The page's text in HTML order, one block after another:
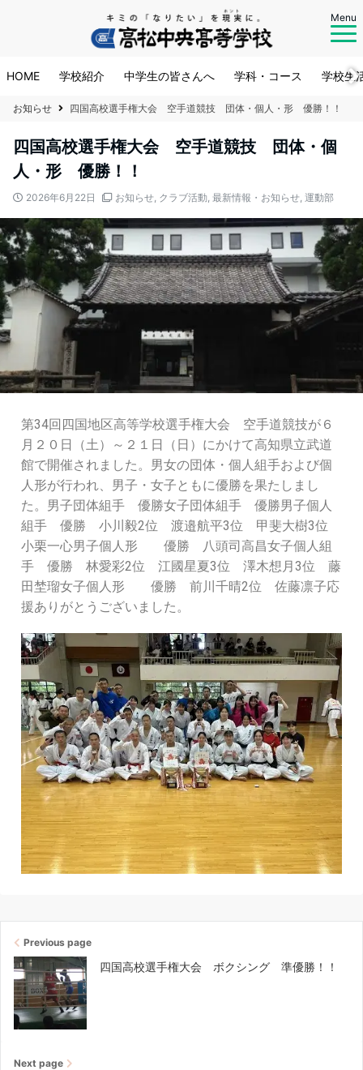
Menu
HOME 学校紹介 中学生の皆さんへ 学科・コース 学校生
お知らせ 四国高校選手権大会 空手道競技 団体・個人・形 優勝！！
四国高校選手権大会 空手道競技 団体・個
人・形 優勝！！
2026年6月22日 お知らせ, クラブ活動, 最新情報・お知らせ, 運動部
第34回四国地区高等学校選手権大会 空手道競技が６
月２０日（土）～２１日（日）にかけて高知県立武道
館で開催されました。男女の団体・個人組手および個
人形が行われ、男子・女子ともに優勝を果たしまし
た。男子団体組手 優勝女子団体組手 優勝男子個人
組手 優勝 小川毅2位 渡邉航平3位 甲斐大樹3位
小栗一心男子個人形 優勝 八頭司高昌女子個人組
手 優勝 林愛彩2位 江國星夏3位 澤木想月3位 藤
田埜瑠女子個人形 優勝 前川千晴2位 佐藤凛子応
援ありがとうございました。
Previous page
四国高校選手権大会 ボクシング 準優勝！！
Next page